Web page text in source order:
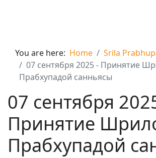
You are here: Home
Srila
07 сентября 2025 - Принятие
Прабхупадой санньясы
07 сентября
Принятие
Прабхупадой